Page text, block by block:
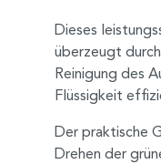
Dieses
überzeugt
Reinigung des
Flüssigkeit
Der praktische
Drehen der